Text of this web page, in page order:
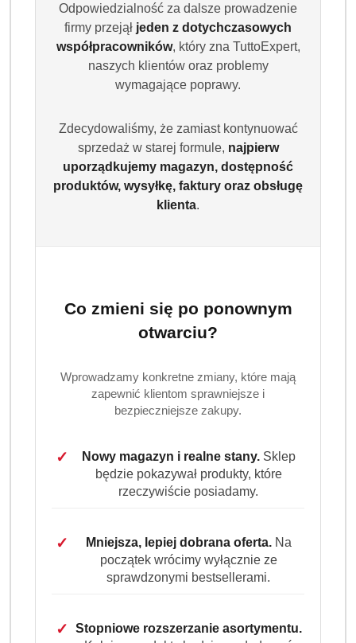
(0)
DO SKÓR NATURALNYCH
Brak towaru
Powiadom gdy produkt będzie dostępny
Odpowiedzialność za dalsze prowadzenie
firmy przejął jeden z dotychczasowych
współpracowników, który zna TuttoExpert,
naszych klientów oraz problemy
wymagające poprawy.
Zdecydowaliśmy, że zamiast kontynuować
sprzedaż w starej formule, najpierw
uporządkujemy magazyn, dostępność
produktów, wysyłkę, faktury oraz obsługę
klienta.
Co zmieni się po ponownym
otwarciu?
Wprowadzamy konkretne zmiany, które mają
zapewnić klientom sprawniejsze i
bezpieczniejsze zakupy.
✓ Nowy magazyn i realne stany.Sklep
będzie pokazywał produkty, które
rzeczywiście posiadamy.
✓ Mniejsza, lepiej dobrana oferta.Na
początek wrócimy wyłącznie ze
sprawdzonymi bestsellerami.
✓
Stopniowe rozszerzanie asortymentu.